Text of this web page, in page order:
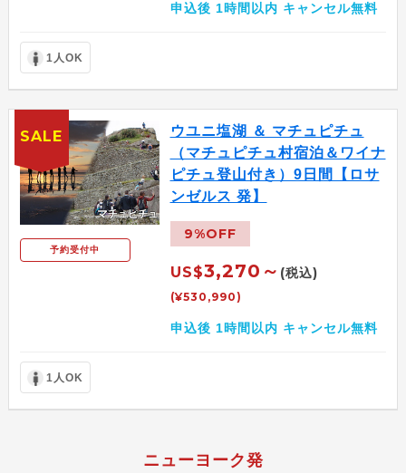
申込後 1時間以内 キャンセル無料
1人OK
予約受付中
ウユニ塩湖 ＆ マチュピチュ
（マチュピチュ村宿泊＆ワイナ
ピチュ登山付き）9日間【ロサ
ンゼルス 発】
9%OFF
US$3,270～ (税込)
(¥530,990)
申込後 1時間以内 キャンセル無料
1人OK
SALE
ニューヨーク発